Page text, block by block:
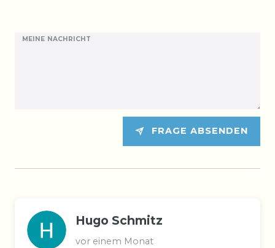
MEINE NACHRICHT
FRAGE ABSENDEN
Hugo Schmitz
vor einem Monat